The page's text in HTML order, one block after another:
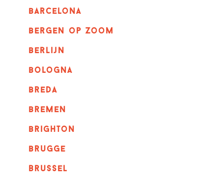
barcelona
bergen op zoom
berlijn
bologna
breda
bremen
brighton
brugge
Brussel